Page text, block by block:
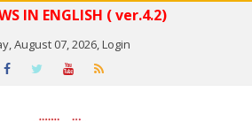
IN ENGLISH ( ver.4.2)
August 07, 2026,Login